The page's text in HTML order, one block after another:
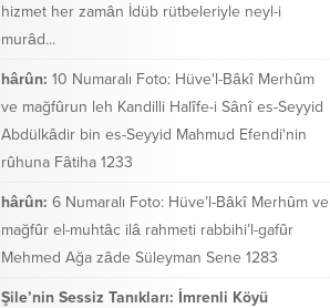
hizmet her zamân İdüb rütbeleriyle neyl-i
murâd...
hârûn: 10 Numaralı Foto: Hüve'l-Bâkî Merhûm
ve mağfûrun leh Kandilli Halîfe-i Sânî es-Seyyid
Abdülkâdir bin es-Seyyid Mahmud Efendi'nin
rûhuna Fâtiha 1233
hârûn: 6 Numaralı Foto: Hüve’l-Bâkî Merhûm ve
mağfûr el-muhtâc ilâ rahmeti rabbihi’l-gafûr
Mehmed Ağa zâde Süleyman Sene 1283
Şile’nin Sessiz Tanıkları: İmrenli Köyü